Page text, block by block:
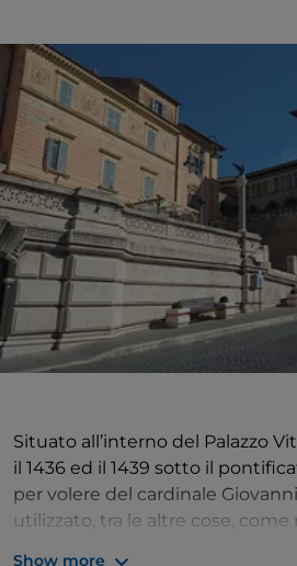
Situato all’interno del Palazzo
il 1436 ed il 1439 sotto il
per volere del cardinale
utilizzato, tra le altre cose, come
Show more